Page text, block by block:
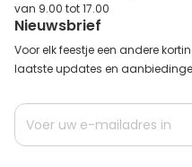
van 9.00 tot 17.00
Nieuwsbrief
Voor elk feestje een andere
laatste updates en
Abonneer
op